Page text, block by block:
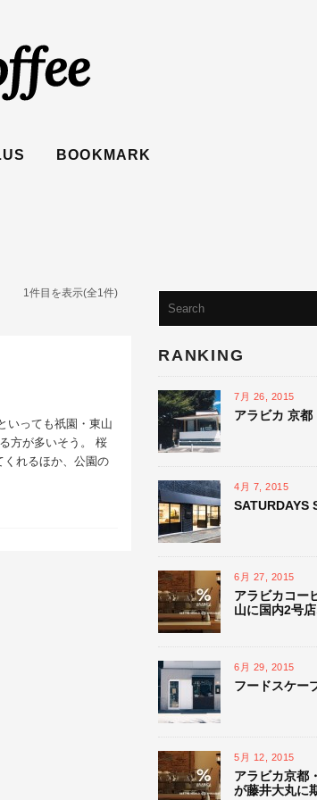
BOOKMARK
1件目を表示(全1件)
いっても祇園・東山
方が多いそう。 桜
くれるほか、公園の
RANKING
7月 26, 2015
アラビカ 京都
4月 7, 2015
SATURDAYS
6月 27, 2015
アラビカコー
山に国内2号
6月 29, 2015
フードスケー
5月 12, 2015
アラビカ京都
が藤井大丸に